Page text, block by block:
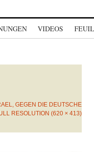
VIDEOS
GEGEN DIE DEUTSCHE
RESOLUTION (620 × 413)